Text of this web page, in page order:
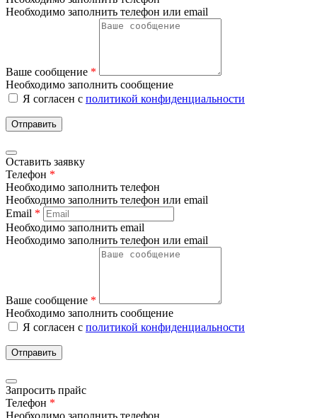
Необходимо заполнить телефон или email
Ваше сообщение *
Необходимо заполнить сообщение
Я согласен с политикой конфиденциальности
Отправить
Оставить заявку
Телефон *
Необходимо заполнить телефон
Необходимо заполнить телефон или email
Email *
Необходимо заполнить email
Необходимо заполнить телефон или email
Ваше сообщение *
Необходимо заполнить сообщение
Я согласен с политикой конфиденциальности
Отправить
Запросить прайс
Телефон *
Необходимо заполнить телефон